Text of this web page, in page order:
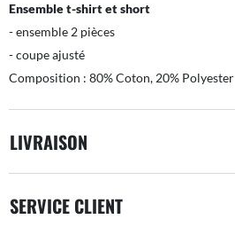
Ensemble t-shirt et short
- ensemble 2 pièces
- coupe ajusté
Composition : 80% Coton, 20% Polyester
LIVRAISON
SERVICE CLIENT